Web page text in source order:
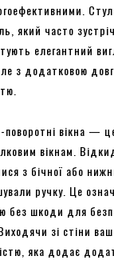
який часто
елегантний
з додатковою
вікна —
вікнам.
з бічної або
ручку. Це
без шкоди для
зі стіни
яка додає